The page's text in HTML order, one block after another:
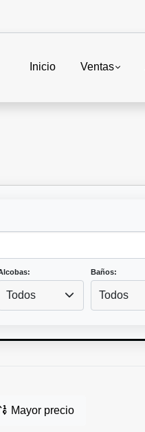
Inicio Ventas
Todos
Baños:
Todos
Mayor precio